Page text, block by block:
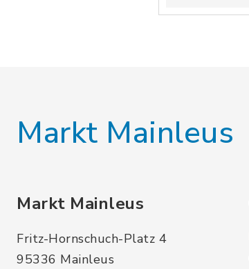
Markt Mainleus
Markt Mainleus
Fritz-Hornschuch-Platz 4
95336 Mainleus